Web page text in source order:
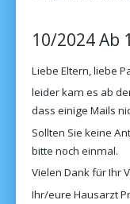
10/2024 Ab
Liebe Eltern, liebe
leider kam es ab
dass einige Mails
Sollten Sie keine
bitte noch einmal.
Vielen Dank für Ihr
Ihr/eure Hausarzt